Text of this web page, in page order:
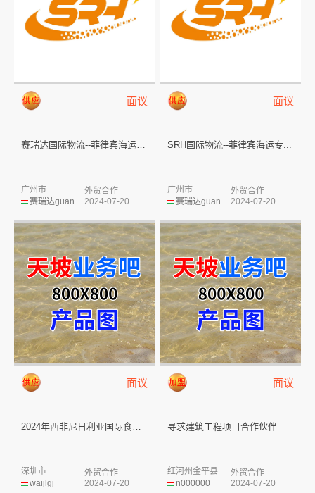
面议
赛瑞达国际物流--菲律宾海运专...
赛瑞达guangzhou
广州市
外贸合作
2024-07-20
面议
SRH国际物流--菲律宾海运专...
赛瑞达guangzhou
广州市
外贸合作
2024-07-20
面议
2024年西非尼日利亚国际食品...
waijlgj
深圳市
外贸合作
2024-07-20
面议
寻求建筑工程项目合作伙伴
n000000
红河州金平县
外贸合作
2024-07-20